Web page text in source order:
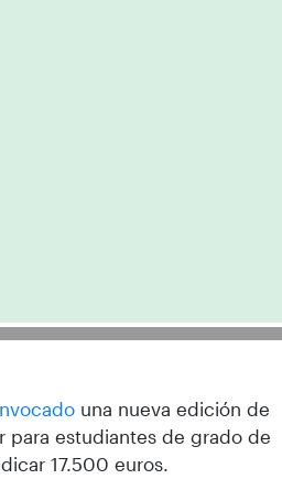
una nueva edición de
para estudiantes de grado de
17.500 euros.